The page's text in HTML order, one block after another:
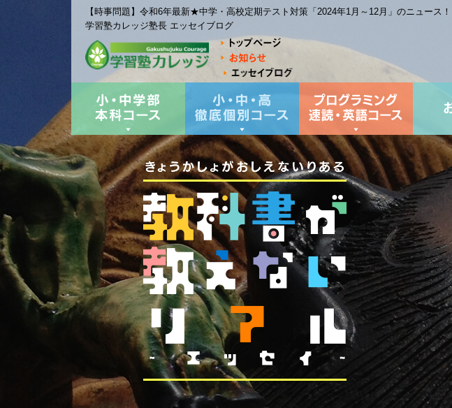
【時事問題】令和6年最新★中学・高校定期テスト対策「2024年1月～12月」のニュース！ |
学習塾カレッジ塾長 エッセイブログ